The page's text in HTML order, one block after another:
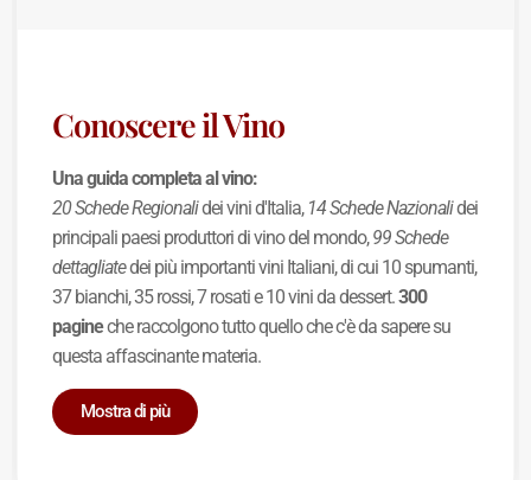
Conoscere il Vino
Una guida completa al vino:
20 Schede Regionalidei vini d'Italia, 14 Schede Nazionalidei
principali paesi produttori di vino del mondo,99 Schede
dettagliatedei più importanti vini Italiani, di cui 10 spumanti,
37 bianchi, 35 rossi, 7 rosati e 10 vini da dessert.300
pagineche raccolgono tutto quello che c'è da sapere su
questa affascinante materia.
Mostra di più